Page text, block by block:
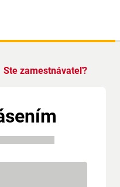
Ste zamestnávateľ?